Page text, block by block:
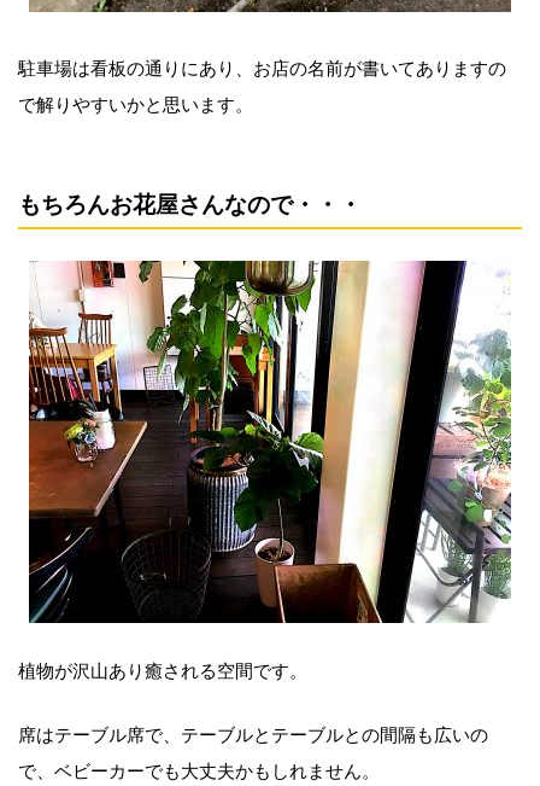
駐車場は看板の通りにあり、お店の名前が書いてありますの
で解りやすいかと思います。
もちろんお花屋さんなので・・・
植物が沢山あり癒される空間です。
席はテーブル席で、テーブルとテーブルとの間隔も広いの
で、ベビーカーでも大丈夫かもしれません。